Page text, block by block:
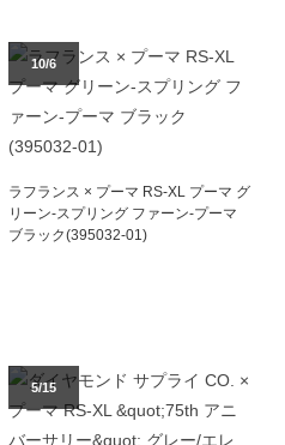
10/6
ラフランス × プーマ RS-XL プーマ グ
リーン-スプリング ファーン-プーマ
ブラック(395032-01)
5/15